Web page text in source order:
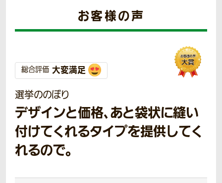
お客様の声
総合評価 大変満足
選挙ののぼり
デザインと価格、あと袋状に縫い
付けてくれるタイプを提供してく
れるので。